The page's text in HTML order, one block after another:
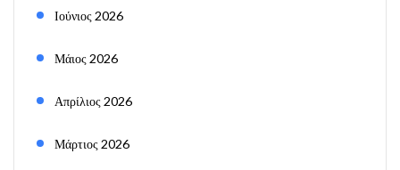
Ιούνιος 2026
Μάιος 2026
Απρίλιος 2026
Μάρτιος 2026